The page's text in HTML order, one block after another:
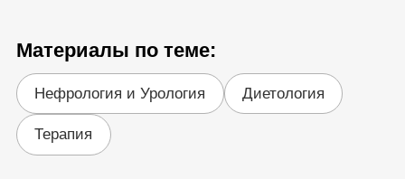
Материалы по теме:
Нефрология и Урология Диетология
Терапия